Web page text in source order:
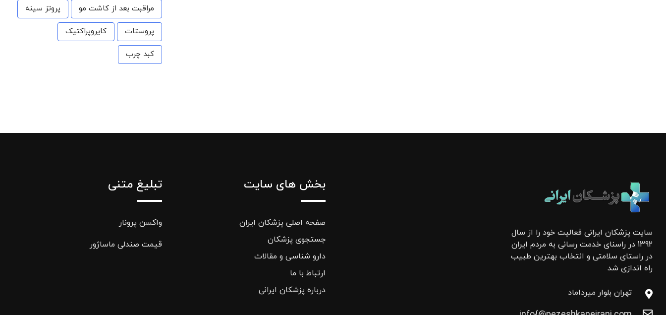
مراقبت بعد از کاشت مو پروتز سینه
پروستات کایروپراکتیک
کبد چرب
سایت پزشکان ایرانی فعالیت خود را از سال
1392 در راسنای خدمت رسانی به مردم ایران
در راستای سلامتی و انتخاب بهترین طبیب
راه اندازی شد
تهران بلوار میرداماد
بخش های سایت
صفحه اصلی پزشکان ایران
جستجوی پزشکان
دارو شناسی و مقالات
ارتباط با ما
درباره پزشکان ایرانی
تبلیغ متنی
واکسن پرونار
قیمت صندلی ماساژور